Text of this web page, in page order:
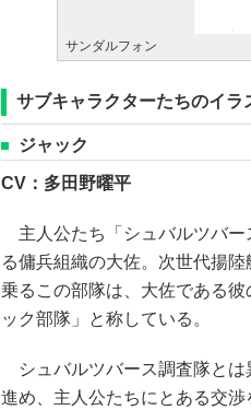
サンダルフォン
サブキャラクターたちのイラ
ジャック
CV：多田野曜平
主人公たち「シュバルツバー
る傭兵組織の大佐。次世代揚
乗るこの部隊は、大佐である
ック部隊」と称している。
シュバルツバース調査隊とは
進め、主人公たちにとある交渉